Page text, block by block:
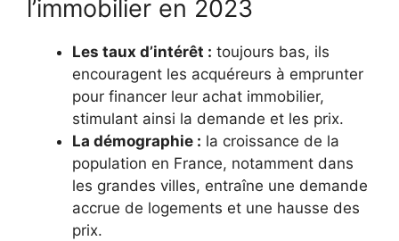
l’immobilier en 2023
Les taux d’intérêt : toujours bas, ils
encouragent les acquéreurs à emprunter
pour financer leur achat immobilier,
stimulant ainsi la demande et les prix.
La démographie : la croissance de la
population en France, notamment dans
les grandes villes, entraîne une demande
accrue de logements et une hausse des
prix.